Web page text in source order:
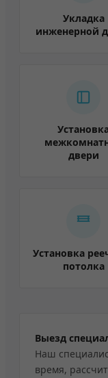
Укладка
инженерной
двери
Установка
потолка
Выезд
Наш
время,